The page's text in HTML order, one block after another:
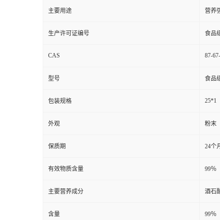
主要用途 营养
生产许可证编号 食品
CAS 87-
型号 食品
包装规格 25*1
外观 粉末
保质期 24个
有效物质含量 99％
主要营养成分 酒石
含量 99％